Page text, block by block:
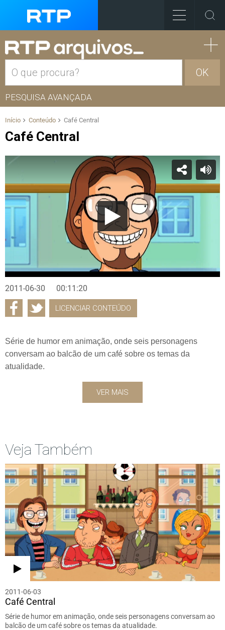
OK
PESQUISA AVANÇADA
Início Conteúdo Café Central
Café Central
2011-06-30 00:11:20
LICENCIAR CONTEÚDO
Série de humor em animação, onde seis personagens
conversam ao balcão de um café sobre os temas da
atualidade.
VER MAIS
Veja Também
2011-06-03
Café Central
Série de humor em animação, onde seis personagens conversam ao
balcão de um café sobre os temas da atualidade.